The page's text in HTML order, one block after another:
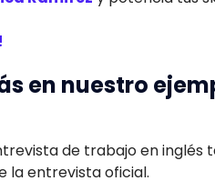
en nuestro
de trabajo en
la entrevista oficial.